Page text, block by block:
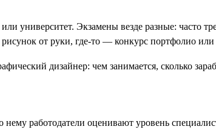
университет. Экзамены везде разные: часто
от руки, где-то — конкурс портфолио или
работодатели оценивают уровень